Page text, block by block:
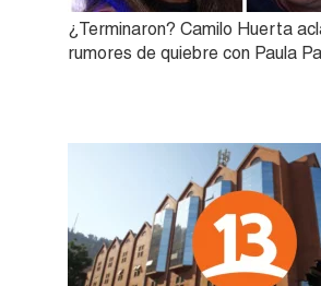
¿Terminaron? Camilo Huerta
rumores de quiebre con Paula